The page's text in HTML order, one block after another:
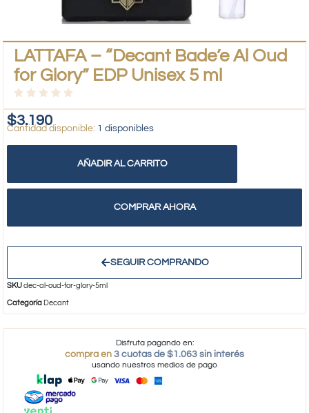
LATTAFA – “Decant Bade’e Al Oud
for Glory” EDP Unisex 5 ml
$3.190 1 disponibles
AÑADIR AL CARRITO
COMPRAR AHORA
SEGUIR COMPRANDO
SKUdec-al-oud-for-glory-5ml
Categoría Decant
Disfruta pagando en:
compra en 3 cuotas de $1.063 sin interés
usando nuestros medios de pago